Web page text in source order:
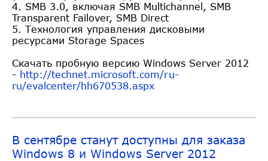
4. SMB 3.0, включая SMB Multichannel, SMB
Transparent Failover, SMB Direct
5. Технология управления дисковыми
ресурсами Storage Spaces
Скачать пробную версию Windows Server 2012
- http://technet.microsoft.com/ru-
ru/evalcenter/hh670538.aspx
В сентябре станут доступны для заказа
Windows 8 и Windows Server 2012